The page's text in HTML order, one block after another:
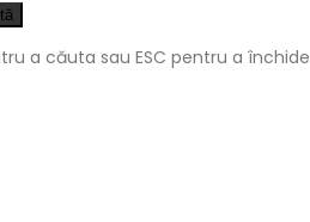
a căuta sau ESC pentru a închide